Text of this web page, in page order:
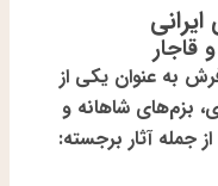
به عنوان یکی از
بزم‌های شاهانه و
جمله آثار برجسته: